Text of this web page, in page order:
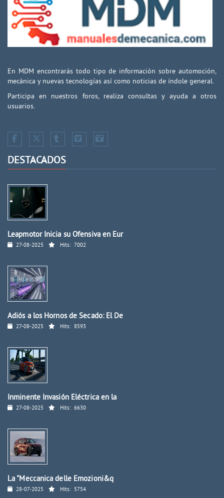
En MDM encontrarás todo tipo de información sobre automoción,
mecánica y nuevas tecnologías así como noticias de índole general.
Participa en nuestros foros, realiza consultas y ayuda a otros
usuarios.
DESTACADOS
Leapmotor Inicia su Ofensiva en Eur
27-08-2025 Hits: 7002
Adiós a los Hornos de Secado: El De
27-08-2025 Hits: 8593
Inminente Invasión Eléctrica en la
27-08-2025 Hits: 6630
La "Meccanica delle Emozioni&q
28-07-2025 Hits: 5754